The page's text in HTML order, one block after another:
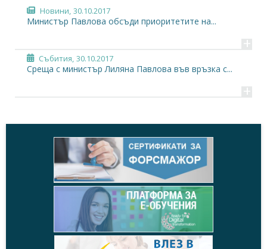
Новини, 30.10.2017
Министър Павлова обсъди приоритетите на...
+
Събития, 30.10.2017
Среща с министър Лиляна Павлова във връзка с...
+